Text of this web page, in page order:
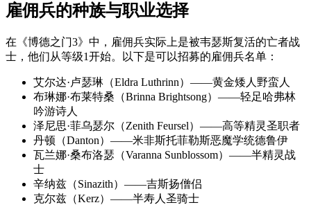
雇佣兵的种族与职业选择
在《博德之门3》中，雇佣兵实际上是被韦瑟斯复活的亡者战
士，他们从等级1开始。以下是可以招募的雇佣兵名单：
艾尔达·卢瑟琳（Eldra Luthrinn）——黄金矮人野蛮人
布琳娜·布莱特桑（Brinna Brightsong）——轻足哈弗林
吟游诗人
泽尼思·菲乌瑟尔（Zenith Feursel）——高等精灵圣职者
丹顿（Danton）——米非斯托菲勒斯恶魔学统德鲁伊
瓦兰娜·桑布洛瑟（Varanna Sunblossom）——半精灵战
士
辛纳兹（Sinazith）——吉斯扬僧侣
克尔兹（Kerz）——半寿人圣骑士